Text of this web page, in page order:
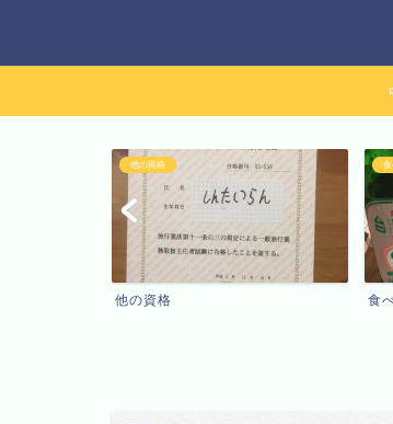
他の資格
他の資格
食
食